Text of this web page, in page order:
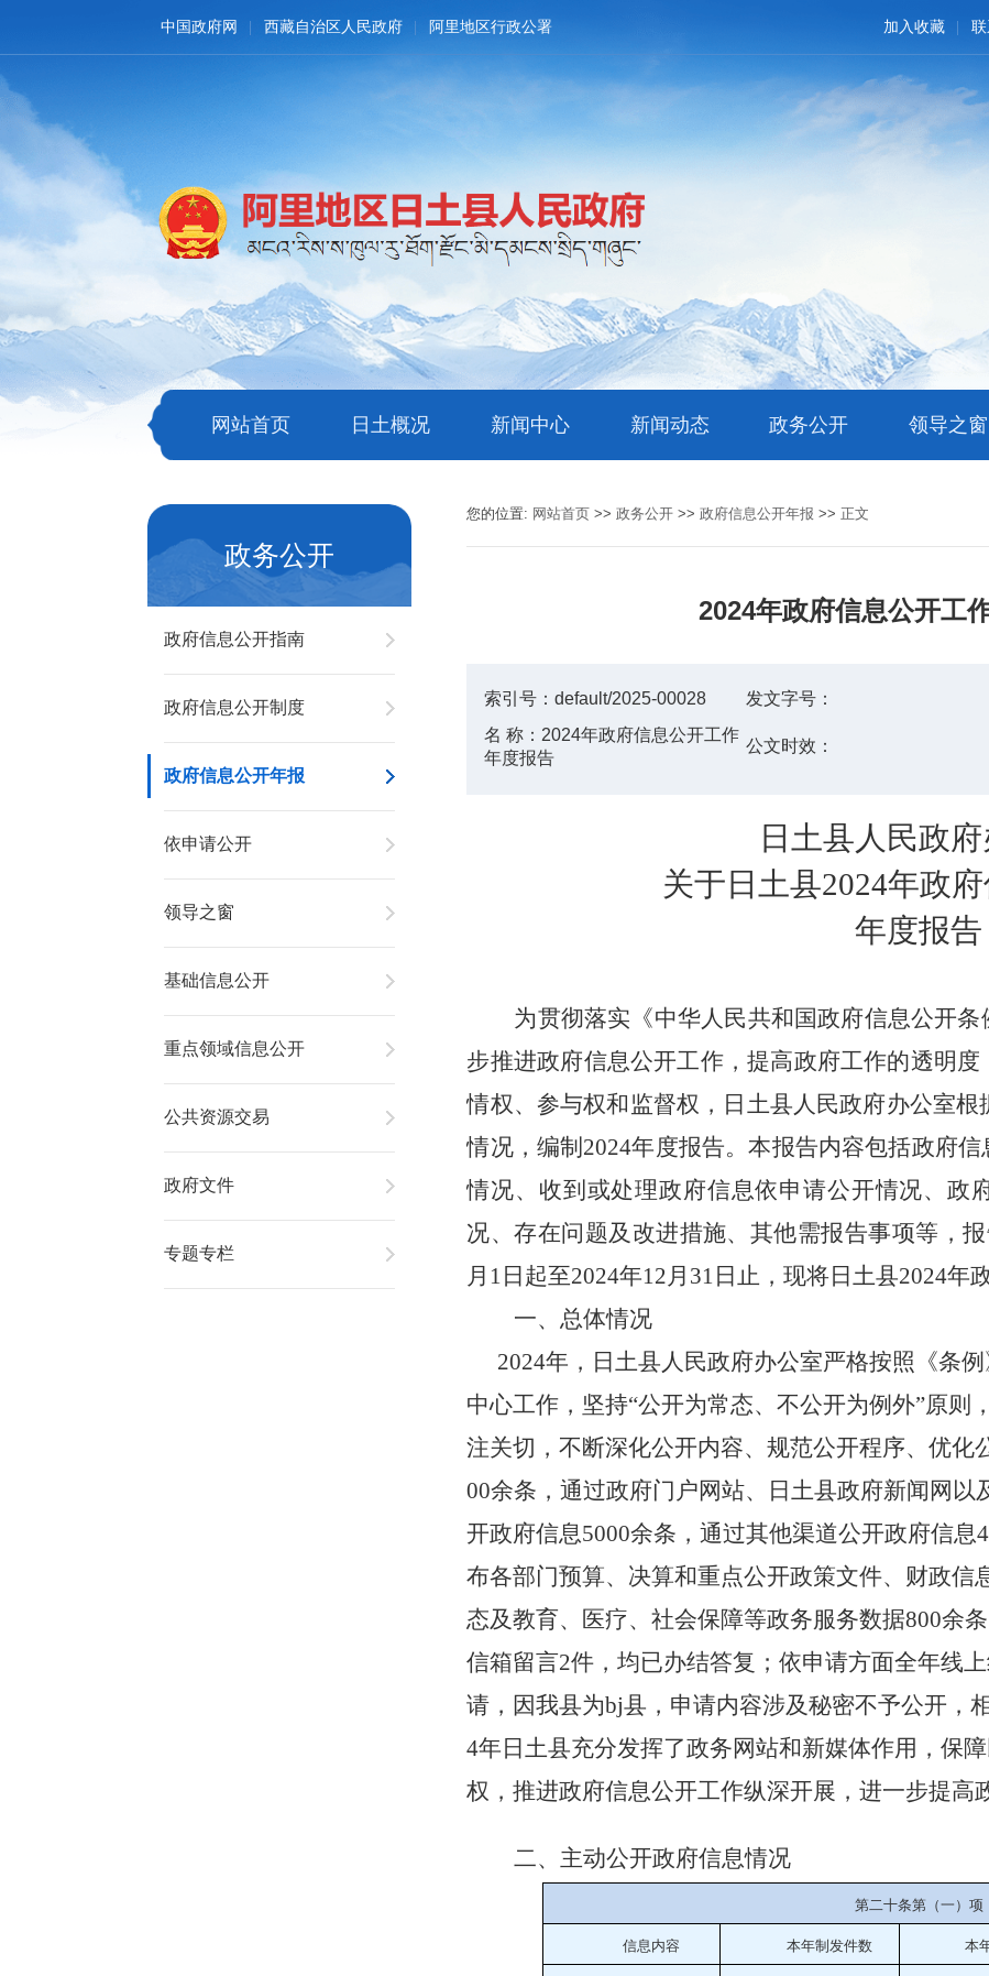
中国政府网 西藏自治区人民政府 阿里地区行政公署 加入收藏 联
网站首页 日土概况 新闻中心 新闻动态 政务公开 领导之窗
政务公开
政府信息公开指南
政府信息公开制度
政府信息公开年报
依申请公开
领导之窗
基础信息公开
重点领域信息公开
公共资源交易
政府文件
专题专栏
您的位置: 网站首页 >>政务公开 >>政府信息公开年报 >>正文
2024年政府信息公开工
索引号：default/2025-00028 发文字号：
名 称： 2024年政府信息公开工作
年度报告
公文时效：
日土县人民政
关于日土县2024年政
年度报告
为贯彻落实《中华人民共和国政府信息公开
步推进政府信息公开工作，提高政府工作的透明
情权、参与权和监督权，日土县人民政府办公室根
情况，编制 2024年度报告。本报告内容包括政府
情况、收到或处理政府信息依申请公开情况、政
况、存在问题及改进措施、其他需报告事项等，
月 1 日起至2024年12月 31 日止，现将日土县2024年
一、总体情况
2024年，日土县人民政府办公室严格按照《条
中心工作，坚持“公开为常态、不公开为例外”原则
注关切，不断深化公开内容、规范公开程序、优化
00余条，通过政府门户网站、日土县政府新闻网以
开政府信息5000余条，通过其他渠道公开政府信息
布各部门预算、决算和重点公开政策文件、财政信
态及教育、医疗、社会保障等政务服务数据800余条
信箱留言2件，均已办结答复 ；依申请方面全年线
请，因我县为bj县，申请内容涉及秘密不予公开，
4年日土县充分发挥了政务网站和新媒体作用，保
权，推进政府信息公开工作纵深开展，进一步提高
二、主动公开政府信息情况
第二十条第（一）项
信息内容 本年制 发件数 本